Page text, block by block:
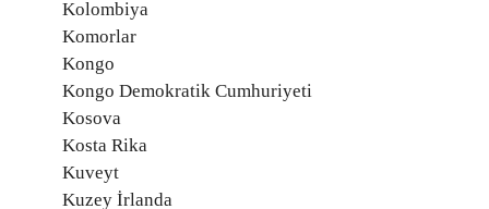
Kolombiya
Komorlar
Kongo
Kongo Demokratik Cumhuriyeti
Kosova
Kosta Rika
Kuveyt
Kuzey İrlanda